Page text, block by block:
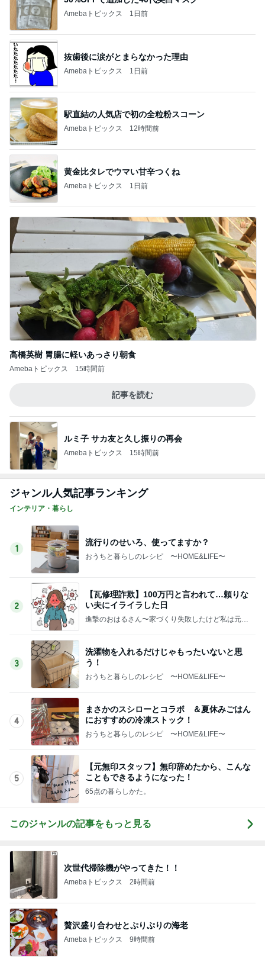
Amebaトピックス 1日前
抜歯後に涙がとまらなかった理由
Amebaトピックス 1日前
駅直結の人気店で初の全粒粉スコーン
Amebaトピックス 12時間前
黄金比タレでウマい甘辛つくね
Amebaトピックス 1日前
高橋英樹 胃腸に軽いあっさり朝食
Amebaトピックス 15時間前
記事を読む
ルミ子 サカ友と久し振りの再会
Amebaトピックス 15時間前
ジャンル人気記事ランキング
インテリア・暮らし
1
流行りのせいろ、使ってますか？
おうちと暮らしのレシピ 〜HOME&LIFE〜
2
【瓦修理詐欺】100万円と言われて…頼りな
い夫にイライラした日
進撃のおはるさん〜家づくり失敗したけど私は元気
3
洗濯物を入れるだけじゃもったいないと思
う！
おうちと暮らしのレシピ 〜HOME&LIFE〜
4
まさかのスシローとコラボ ＆夏休みごはん
におすすめの冷凍ストック！
おうちと暮らしのレシピ 〜HOME&LIFE〜
5
【元無印スタッフ】無印辞めたから、こんな
こともできるようになった！
65点の暮らしかた。
このジャンルの記事をもっと見る
次世代掃除機がやってきた！！
Amebaトピックス 2時間前
贅沢盛り合わせとぷりぷりの海老
Amebaトピックス 9時間前